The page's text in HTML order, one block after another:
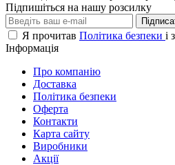
Підпишіться на нашу розсилку
Я прочитав Політика безпеки і
Інформація
Про компанію
Доставка
Політика безпеки
Оферта
Контакти
Карта сайту
Виробники
Акції